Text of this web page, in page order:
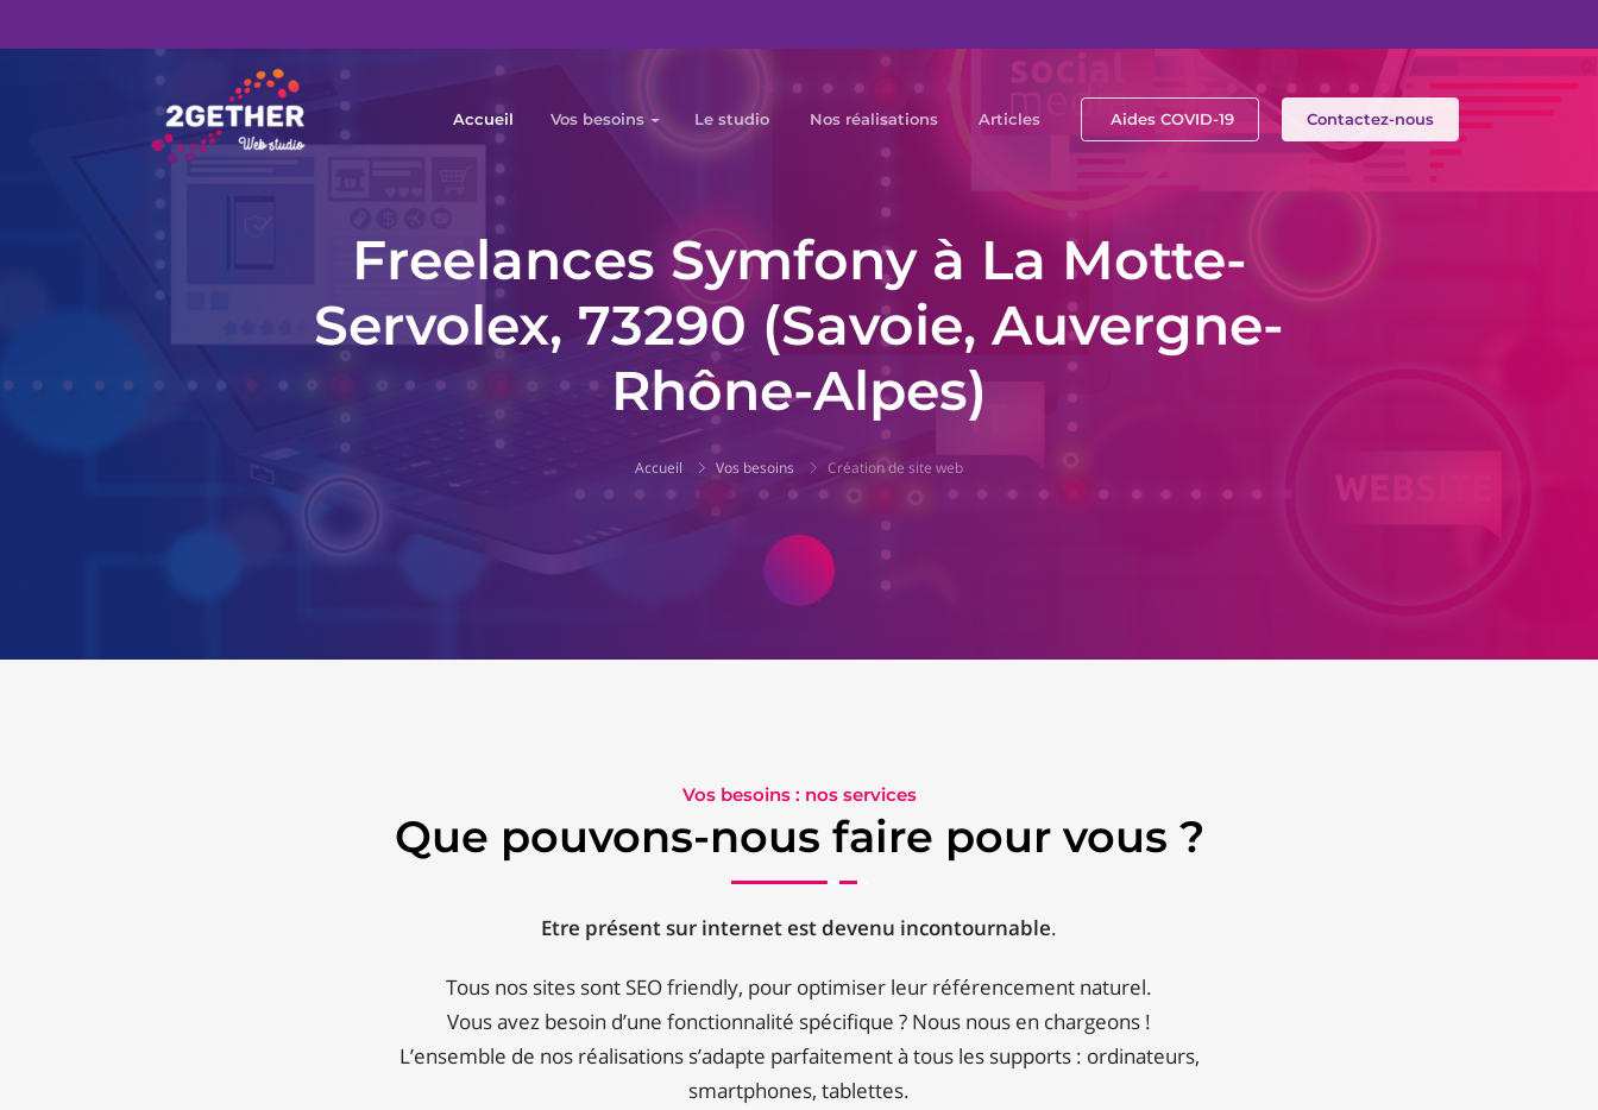
Accueil Vos besoins Le studio Nos réalisations Articles Aides COVID-19 Contactez-nous
Freelances Symfony à La Motte-
Servolex, 73290 (Savoie, Auvergne-
Rhône-Alpes)
Accueil Vos besoins Création de site web
Vos besoins : nos services
Que pouvons-nous faire pour vous ?
Etre présent sur internet est devenu incontournable.
Tous nos sites sont SEO friendly, pour optimiser leur référencement naturel.
Vous avez besoin d’une fonctionnalité spécifique ? Nous nous en chargeons !
L’ensemble de nos réalisations s’adapte parfaitement à tous les supports : ordinateurs,
smartphones, tablettes.